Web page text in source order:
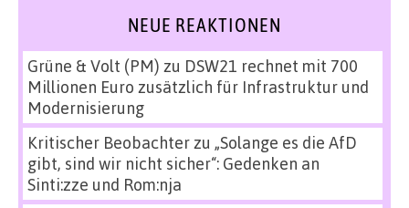
NEUE REAKTIONEN
Grüne & Volt (PM) zu DSW21 rechnet mit 700
Millionen Euro zusätzlich für Infrastruktur und
Modernisierung
Kritischer Beobachterzu „Solange es die AfD
gibt, sind wir nicht sicher“: Gedenken an
Sinti:zze und Rom:nja